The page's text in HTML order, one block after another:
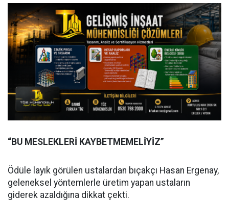
“BU MESLEKLERİ KAYBETMEMELİYİZ”
Ödüle layık görülen ustalardan bıçakçı Hasan Ergenay,
geleneksel yöntemlerle üretim yapan ustaların
giderek azaldığına dikkat çekti.